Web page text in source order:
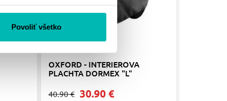
Povoliť všetko
OXFORD - INTERIEROVA
PLACHTA DORMEX "L"
40.90 € 30.90 €